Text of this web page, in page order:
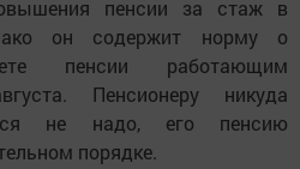
пенсии за стаж в
он содержит норму о
пенсии работающим
Пенсионеру никуда
не надо, его пенсию
порядке.